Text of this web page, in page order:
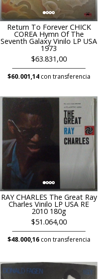
Return To Forever CHICK
COREA Hymn Of The
Seventh Galaxy Vinilo LP USA
1973
$63.831,00
$60.001,14con transferencia
RAY CHARLES The Great Ray
Charles Vinilo LP USA RE
2010 180g
$51.064,00
$48.000,16con transferencia